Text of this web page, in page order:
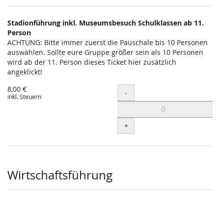
Stadionführung inkl. Museumsbesuch Schulklassen ab 11.
Person
ACHTUNG: Bitte immer zuerst die Pauschale bis 10 Personen
auswählen. Sollte eure Gruppe größer sein als 10 Personen
wird ab der 11. Person dieses Ticket hier zusätzlich
angeklickt!
8,00 €
inkl. Steuern Menge
-
+
Wirtschaftsführung